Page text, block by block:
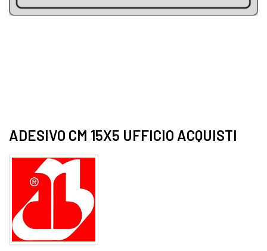
ADESIVO CM 15X5 UFFICIO ACQUISTI